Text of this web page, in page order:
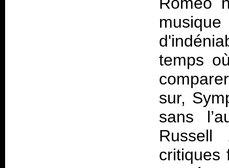
temps
sur,
sans
critiques